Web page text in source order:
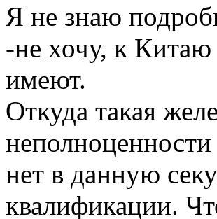
Я не знаю
-не хочу, к
имеют.
Откуда такая
нет в данную
квалификации.